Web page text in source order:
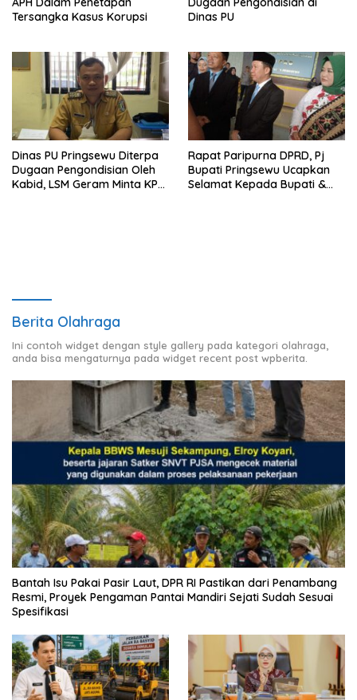
Tersangka Kasus Korupsi
Dinas PU
Dinas PU Pringsewu Diterpa
Dugaan Pengondisian Oleh
Kabid, LSM Geram Minta KPK
Rapat Paripurna DPRD, Pj
Bupati Pringsewu Ucapkan
Selamat Kepada Bupati &
Berita Olahraga
Ini contoh widget dengan style gallery pada kategori olahraga,
anda bisa mengaturnya pada widget recent post wpberita.
Bantah Isu Pakai Pasir Laut, DPR RI Pastikan dari Penambang
Resmi, Proyek Pengaman Pantai Mandiri Sejati Sudah Sesuai
Spesifikasi